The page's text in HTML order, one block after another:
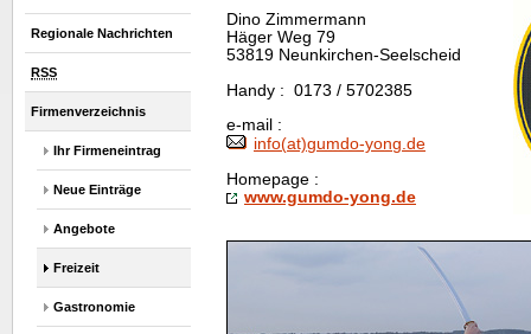
Regionale Nachrichten
RSS
Firmenverzeichnis
Ihr Firmeneintrag
Neue Einträge
Angebote
Freizeit
Gastronomie
Dino Zimmermann
Häger Weg 79
53819 Neunkirchen-Seelscheid
Handy : 0173 / 5702385
e-mail :
info(at)gumdo-yong.de
Homepage :
www.gumdo-yong.de